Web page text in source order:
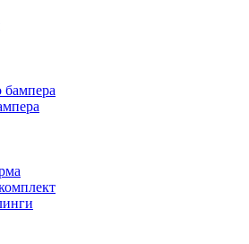
бампера